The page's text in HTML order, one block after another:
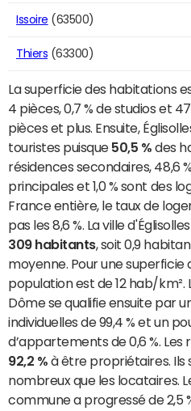
Issoire (63500)
Thiers (63300)
La superficie des habitations
4 pièces, 0,7 % de studios et
pièces et plus. Ensuite,
touristes puisque 50,5 % des
résidences secondaires, 48,6
principales et 1,0 % sont des
France entière, le taux de
pas les 8,6 %. La ville
309 habitants, soit 0,9
moyenne. Pour une superficie
population est de 12 hab/
Dôme se qualifie ensuite par
individuelles de 99,4 % et un
d’appartements de 0,6 %. Les
92,2 % à être propriétaires.
nombreux que les locataires.
commune a progressé de 2,5